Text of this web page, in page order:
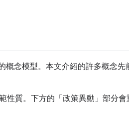
概念模型。本文介紹的許多概念先
性質。下方的「政策異動」 部分會